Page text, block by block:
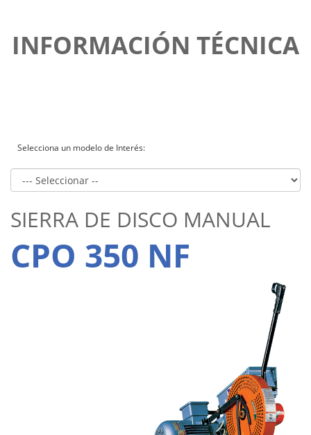
INFORMACIÓN TÉCNICA
Selecciona un modelo de Interés:
SIERRA DE DISCO MANUAL
CPO 350 NF